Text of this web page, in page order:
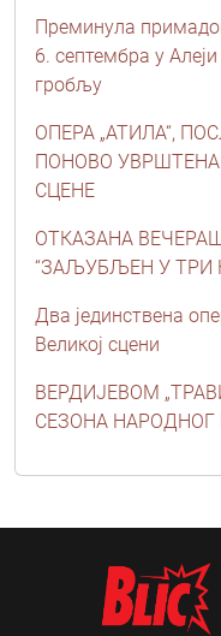
Преминула
6. септембра у
гробљу
ОПЕРА „АТИЛА“,
ПОНОВО
СЦЕНЕ
ОТКАЗАНА
“ЗАЉУБЉЕН У ТРИ
Два јединствена
Великој сцени
ВЕРДИЈЕВОМ
СЕЗОНА